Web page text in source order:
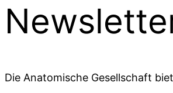
Die Anatomische Gesellschaft